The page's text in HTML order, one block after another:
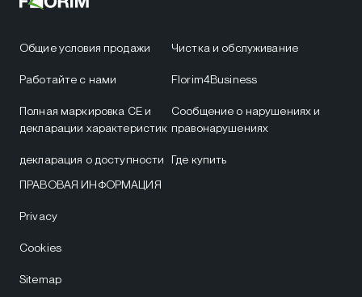
Общие условия продажи
Работайте с нами
Полная маркировка CE и
декларации характеристик
декларация о доступности
Чистка и обслуживание
Florim4Business
Сообщение о нарушениях и
правонарушениях
Где купить
ПРАВОВАЯ ИНФОРМАЦИЯ
Privacy
Cookies
Sitemap